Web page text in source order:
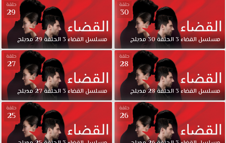
حلقة
30
مسلسلالقضاء3 الحلقة30مدبلج
حلقة
29
مسلسلالقضاء3 الحلقة29مدبلج
حلقة
28
مسلسلالقضاء3 الحلقة28مدبلج
حلقة
27
مسلسلالقضاء3 الحلقة27مدبلج
حلقة
26
حلقة
25